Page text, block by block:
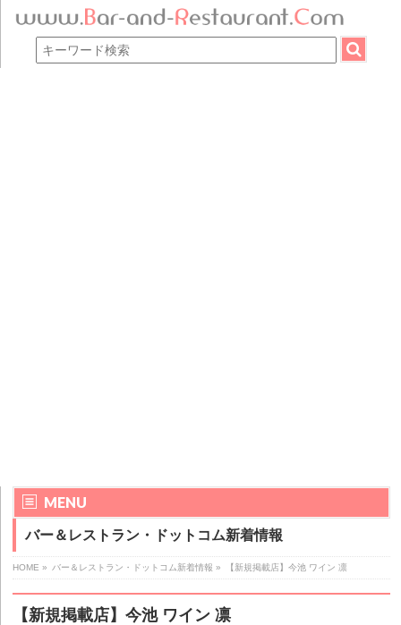
MENU
バー＆レストラン・ドットコム新着情報
HOME » バー＆レストラン・ドットコム新着情報 » 【新規掲載店】今池 ワイン 凛
【新規掲載店】今池 ワイン 凛